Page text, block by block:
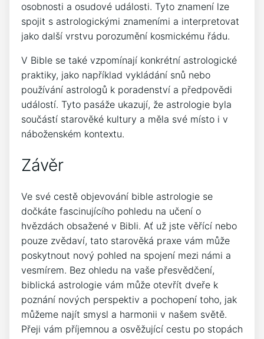
osobnosti a osudové události. Tyto znamení lze
spojit s astrologickými znameními a interpretovat
jako další vrstvu porozumění kosmickému řádu.
V Bible se také vzpomínají konkrétní astrologické
praktiky, jako například vykládání snů nebo
používání astrologů k poradenství a předpovědi
událostí. Tyto pasáže ukazují, že astrologie byla
součástí starověké kultury a měla své místo i v
náboženském kontextu.
Závěr
Ve své cestě objevování bible astrologie se
dočkáte fascinujícího pohledu na učení o
hvězdách obsažené v Bibli. Ať už jste věřící nebo
pouze zvědaví, tato starověká praxe vám může
poskytnout nový pohled na spojení mezi námi a
vesmírem. Bez ohledu na vaše přesvědčení,
biblická astrologie vám může otevřít dveře k
poznání nových perspektiv a pochopení toho, jak
můžeme najít smysl a harmonii v našem světě.
Přeji vám příjemnou a osvěžující cestu po stopách